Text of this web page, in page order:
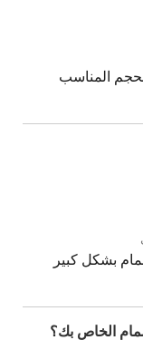
المناسب
بشكل كبير